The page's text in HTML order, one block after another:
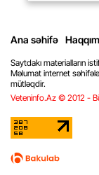
Ana səhifə
Saytdakı materialların
Məlumat internet
mütləqdir.
Veteninfo.Az © 2012 -